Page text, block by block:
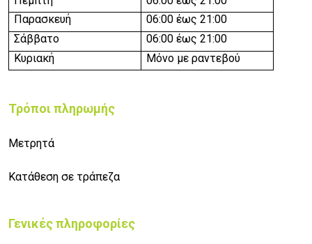
Παρασκευή
06:00 έως 21:00
Σάββατο
06:00 έως 21:00
Κυριακή
Μόνο με ραντεβού
Τρόποι πληρωμής
Μετρητά
Κατάθεση σε τράπεζα
Γενικές πληροφορίες